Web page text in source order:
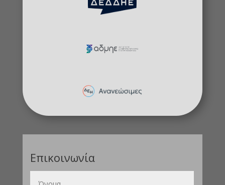
Επικοινωνία